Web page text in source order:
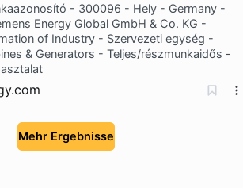
- 300096 - Hely - Germany -
Energy Global GmbH & Co. KG -
of Industry - Szervezeti egység -
& Generators - Teljes/részmunkaidős -
Mehr Ergebnisse